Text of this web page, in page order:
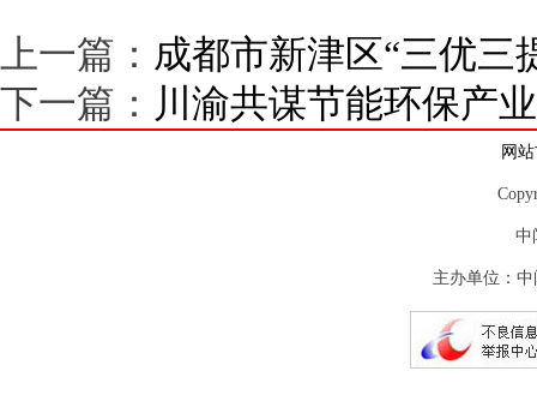
上一篇： 成都市新津区“三优三
下一篇： 川渝共谋节能环保产
网
中
主办单位：